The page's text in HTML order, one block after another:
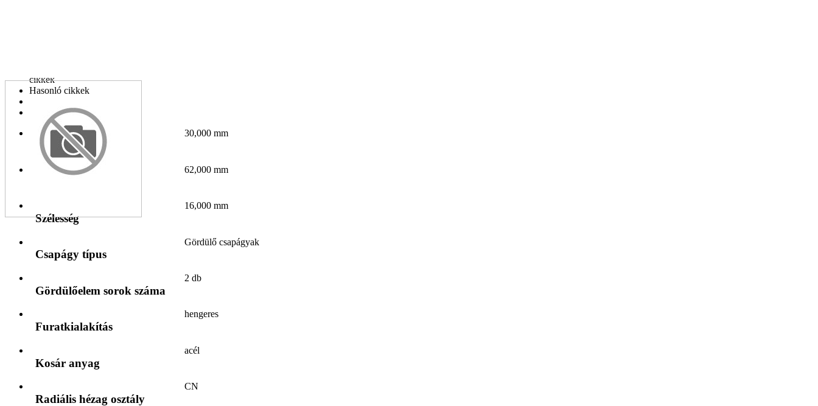
cikkek
Hasonló cikkek
Belső átmérő
30,000 mm
62,000 mm
Szélesség
16,000 mm
Csapágy típus
Gördülő csapágyak
Gördülőelem sorok száma
2 db
Furatkialakítás
hengeres
Kosár anyag
acél
Radiális hézag osztály
CN